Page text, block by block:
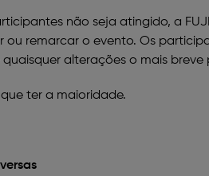
não seja atingido, a
ou remarcar o evento. Os
alterações o mais breve
ter a maioridade.